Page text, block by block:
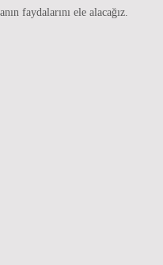
faydalarını ele alacağız.